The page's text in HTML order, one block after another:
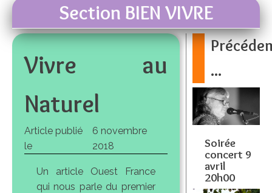
Section BIEN VIVRE
Vivre au
Naturel
Article publié
le
6 novembre
2018
Un article Ouest France
qui nous parle du premier
...
Soirée
concert 9
avril
20h00